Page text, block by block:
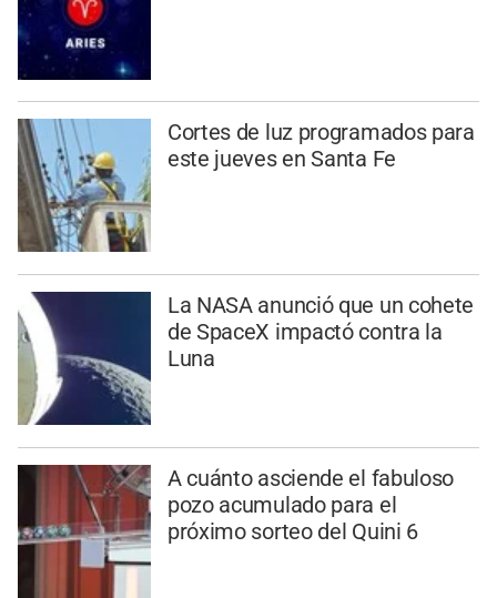
Cortes de luz programados para
este jueves en Santa Fe
La NASA anunció que un cohete
de SpaceX impactó contra la
Luna
A cuánto asciende el fabuloso
pozo acumulado para el
próximo sorteo del Quini 6